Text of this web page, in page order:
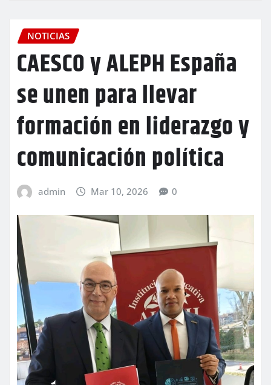
NOTICIAS
CAESCO y ALEPH España
se unen para llevar
formación en liderazgo y
comunicación política
admin Mar 10, 2026 0